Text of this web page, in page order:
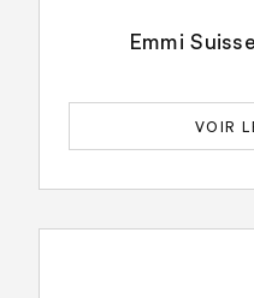
Emmi
VOIR